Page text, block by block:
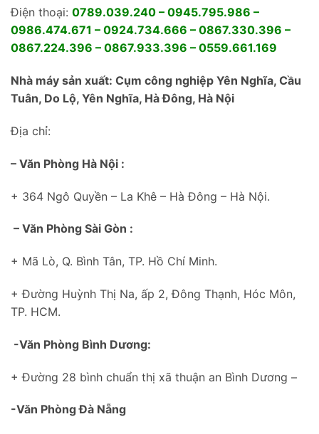
Điện thoại: 0789.039.240 – 0945.795.986 –
0986.474.671 – 0924.734.666 – 0867.330.396 –
0867.224.396 – 0867.933.396 – 0559.661.169
Nhà máy sản xuất: Cụm công nghiệp Yên Nghĩa, Cầu
Tuân, Do Lộ, Yên Nghĩa, Hà Đông, Hà Nội
Địa chỉ:
– Văn Phòng Hà Nội :
+ 364 Ngô Quyền – La Khê – Hà Đông – Hà Nội.
– Văn Phòng Sài Gòn :
+ Mã Lò, Q. Bình Tân, TP. Hồ Chí Minh.
+ Đường Huỳnh Thị Na, ấp 2, Đông Thạnh, Hóc Môn,
TP. HCM.
-Văn Phòng Bình Dương:
+ Đường 28 bình chuẩn thị xã thuận an Bình Dương –
-Văn Phòng Đà Nẵng